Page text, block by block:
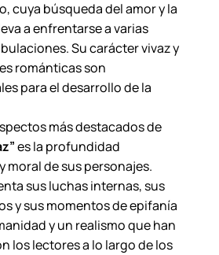
cuya búsqueda del amor y la
a enfrentarse a varias
Su carácter vivaz y
románticas son
para el desarrollo de la
más destacados de
es la profundidad
moral de sus personajes.
sus luchas internas, sus
y sus momentos de epifanía
y un realismo que han
los lectores a lo largo de los